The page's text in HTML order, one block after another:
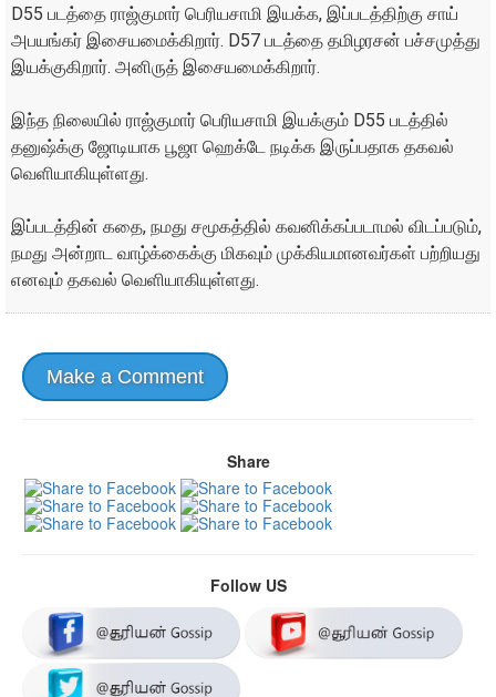
D55 படத்தை ராஜ்குமார் பெரியசாமி இயக்க, இப்படத்திற்கு சாய்
அபயங்கர் இசையமைக்கிறார். D57 படத்தை தமிழரசன் பச்சமுத்து
இயக்குகிறார். அனிருத் இசையமைக்கிறார்.
இந்த நிலையில் ராஜ்குமார் பெரியசாமி இயக்கும் D55 படத்தில்
தனுஷ்க்கு ஜோடியாக பூஜா ஹெக்டே நடிக்க இருப்பதாக தகவல்
வெளியாகியுள்ளது.
இப்படத்தின் கதை, நமது சமூகத்தில் கவனிக்கப்படாமல் விடப்படும்,
நமது அன்றாட வாழ்க்கைக்கு மிகவும் முக்கியமானவர்கள் பற்றியது
எனவும் தகவல் வெளியாகியுள்ளது.
Make a Comment
Share
Follow US